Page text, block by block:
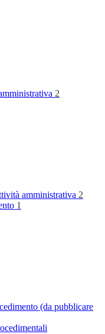
2
amministrativa 2
1
(da pubblicare